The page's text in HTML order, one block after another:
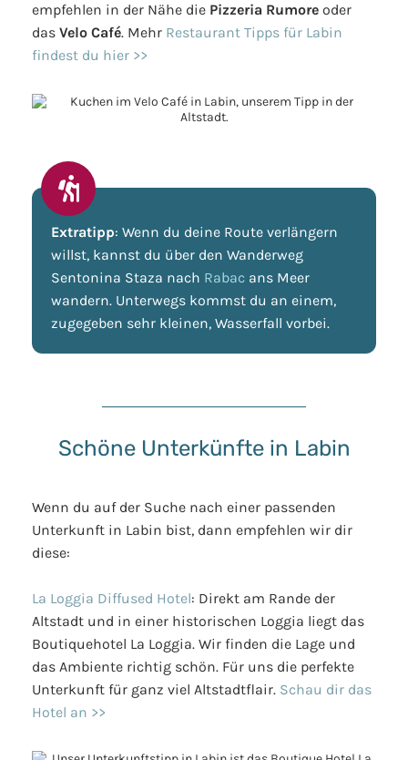
empfehlen in der Nähe die Pizzeria Rumore oder
das Velo Café. Mehr Restaurant Tipps für Labin
findest du hier >>
Extratipp: Wenn du deine Route verlängern
willst, kannst du über den Wanderweg
Sentonina Staza nach Rabac ans Meer
wandern. Unterwegs kommst du an einem,
zugegeben sehr kleinen, Wasserfall vorbei.
Schöne Unterkünfte in Labin
Wenn du auf der Suche nach einer passenden
Unterkunft in Labin bist, dann empfehlen wir dir
diese:
La Loggia Diffused Hotel: Direkt am Rande der
Altstadt und in einer historischen Loggia liegt das
Boutiquehotel La Loggia. Wir finden die Lage und
das Ambiente richtig schön. Für uns die perfekte
Unterkunft für ganz viel Altstadtflair. Schau dir das
Hotel an >>